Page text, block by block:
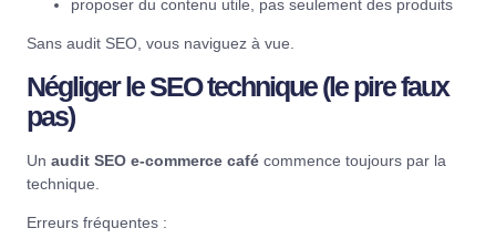
proposer du contenu utile, pas seulement des produits
Sans audit SEO, vous naviguez à vue.
Négliger le SEO technique (le pire faux
pas)
Un audit SEO e-commerce café commence toujours par la
technique.
Erreurs fréquentes :